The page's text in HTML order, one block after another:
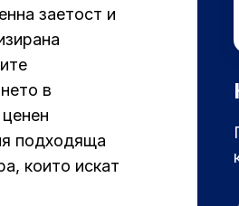
заетост и
в
подходяща
които искат